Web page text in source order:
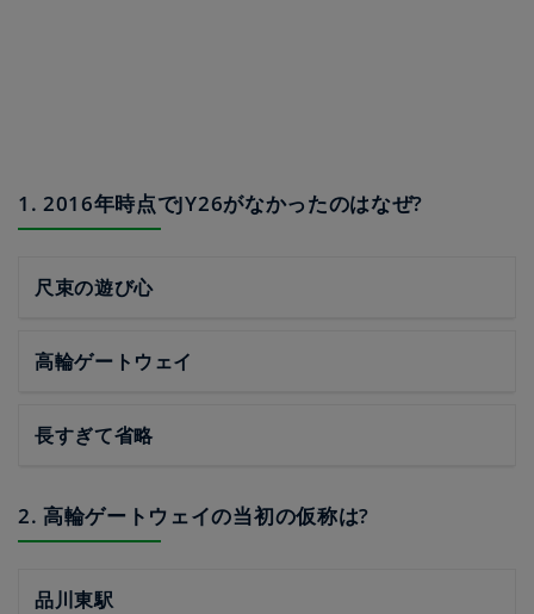
1. 2016年時点でJY26がなかったのはなぜ?
尺束の遊び心
高輪ゲートウェイ
長すぎて省略
2. 高輪ゲートウェイの当初の仮称は?
品川東駅